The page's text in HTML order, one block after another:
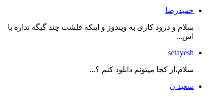
حمیدرضا
سلام و درود کاری به ویندوز و اینکه فلشت چند گیگه نداره با
اس...
setayesh
سلام،از کجا میتونم دانلود کنم ؟...
سعید ن